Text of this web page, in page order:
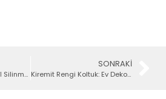
Koltuk Takımları Nasıl Silinmeli
SONRAKI
Kiremit Rengi Koltuk: Ev Dekorasyonunda Uyumlu Renkler